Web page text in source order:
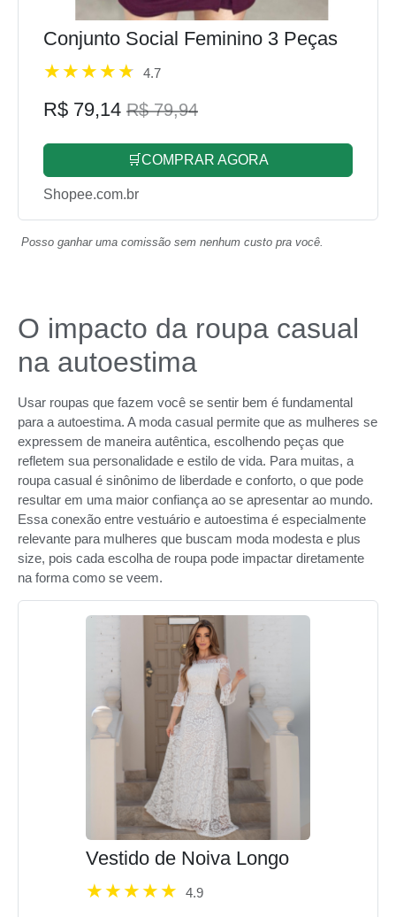
Conjunto Social Feminino 3 Peças
4.7
R$ 79,14 R$ 79,94
🛒COMPRAR AGORA
Shopee.com.br
Posso ganhar uma comissão sem nenhum custo pra você.
O impacto da roupa casual
na autoestima
Usar roupas que fazem você se sentir bem é fundamental
para a autoestima. A moda casual permite que as mulheres se
expressem de maneira autêntica, escolhendo peças que
refletem sua personalidade e estilo de vida. Para muitas, a
roupa casual é sinônimo de liberdade e conforto, o que pode
resultar em uma maior confiança ao se apresentar ao mundo.
Essa conexão entre vestuário e autoestima é especialmente
relevante para mulheres que buscam moda modesta e plus
size, pois cada escolha de roupa pode impactar diretamente
na forma como se veem.
Vestido de Noiva Longo
4.9